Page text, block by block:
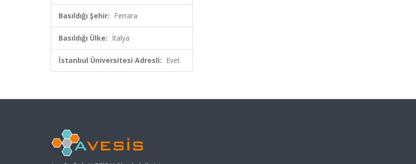
Basıldığı Şehir: Ferrara
Basıldığı Ülke: İtalya
İstanbul Üniversitesi Adresli: Evet